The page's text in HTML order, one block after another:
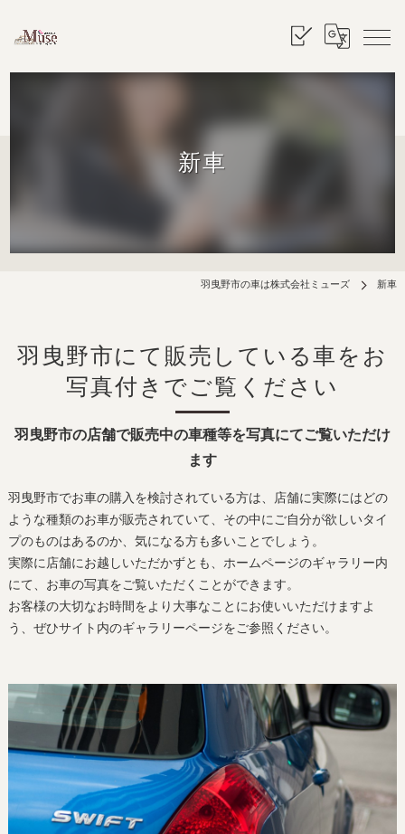
新車
羽曳野市の車は株式会社ミューズ 新車
羽曳野市にて販売している車をお
写真付きでご覧ください
羽曳野市の店舗で販売中の車種等を写真にてご覧いただけ
ます
羽曳野市でお車の購入を検討されている方は、店舗に実際にはどの
ような種類のお車が販売されていて、その中にご自分が欲しいタイ
プのものはあるのか、気になる方も多いことでしょう。
実際に店舗にお越しいただかずとも、ホームページのギャラリー内
にて、お車の写真をご覧いただくことができます。
お客様の大切なお時間をより大事なことにお使いいただけますよ
う、ぜひサイト内のギャラリーページをご参照ください。